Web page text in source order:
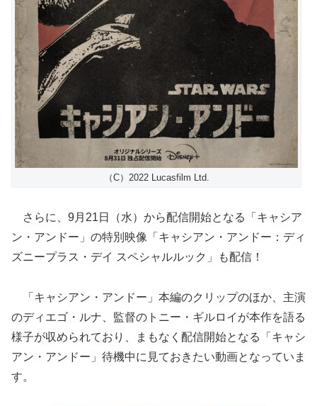
（C）2022 Lucasfilm Ltd.
さらに、9月21日（水）から配信開始となる「キャシア
ン・アンドー」の特別映像「キャシアン・アンドー：ディ
ズニープラス・デイ スペシャルルック」も配信！
「キャシアン・アンドー」本編のクリップのほか、主演
のディエゴ・ルナ、監督のトニー・ギルロイが本作を語る
様子が収められており、まもなく配信開始となる「キャシ
アン・アンドー」待機中に見ておきたい動画となっていま
す。